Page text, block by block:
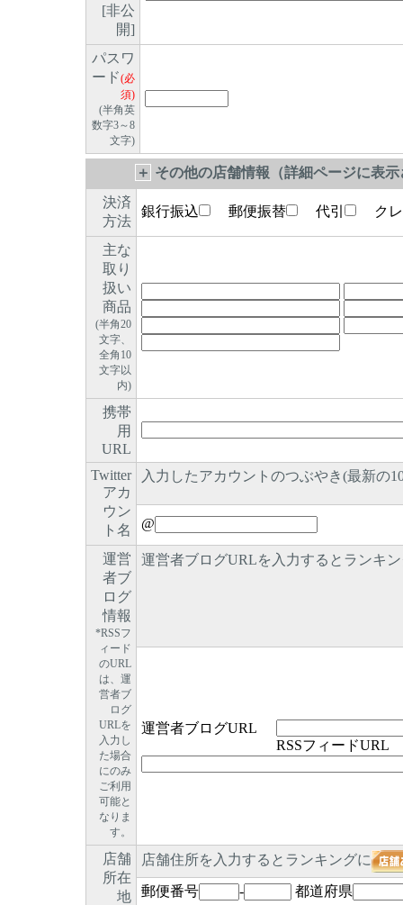
[非公
開]
パスワ
ード(必
須)
(半角英
数字3～8
文字)
＋ その他の店舗情報（詳細ページに表
決済
方法
銀行振込 郵便振替 代引 クレ
主な
取り
扱い
商品
(半角20
文字、
全角10
文字以
内)
携帯
用
URL
Twitter
アカ
ウン
ト名
入力したアカウントのつぶやき(最新の
@
運営
者ブ
ログ
情報
*RSSフ
ィード
のURL
は、運
営者ブ
ログ
URLを
入力し
た場合
にのみ
ご利用
可能と
なりま
す。
運営者ブログURLを入力するとランキ
運営者ブログURL
RSSフィードURL
店舗
所在
地
店舗住所を入力するとランキングに
郵便番号 -
都道府県